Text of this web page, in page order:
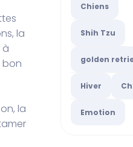
la
bon
la
Chiens
Shih Tzu
golden
Hiver
Emotion